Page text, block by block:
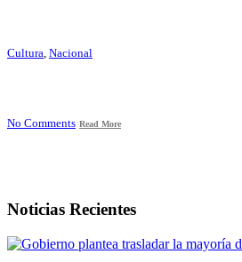
Cultura, Nacional
No Comments Read More
Noticias Recientes